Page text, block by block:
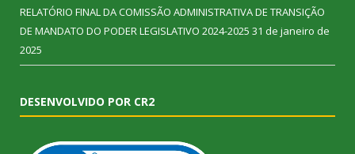
RELATÓRIO FINAL DA COMISSÃO ADMINISTRATIVA DE TRANSIÇÃO
DE MANDATO DO PODER LEGISLATIVO 2024-2025 31 de janeiro de
2025
DESENVOLVIDO POR CR2